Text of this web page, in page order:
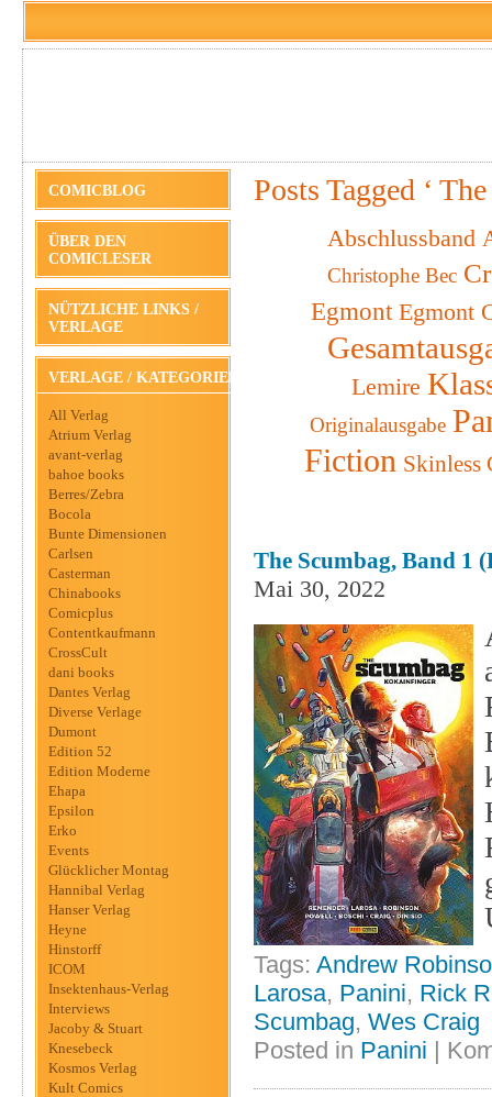
COMICBLOG
ÜBER DEN
COMICLESER
NÜTZLICHE LINKS /
VERLAGE
VERLAGE / KATEGORIEN
All Verlag
Atrium Verlag
avant-verlag
bahoe books
Berres/Zebra
Bocola
Bunte Dimensionen
Carlsen
Casterman
Chinabooks
Comicplus
Contentkaufmann
CrossCult
dani books
Dantes Verlag
Diverse Verlage
Dumont
Edition 52
Edition Moderne
Ehapa
Epsilon
Erko
Events
Glücklicher Montag
Hannibal Verlag
Hanser Verlag
Heyne
Hinstorff
ICOM
Insektenhaus-Verlag
Interviews
Jacoby & Stuart
Knesebeck
Kosmos Verlag
Kult Comics
Posts Tagged ‘
Abschlussband
Christophe Bec
Egmont Egmont
Lemire
Originalausgabe
Fiction Skinless
The Scumbag, Band 1
Mai 30, 2022
Tags: Andrew
Larosa, Panini, Rick
Scumbag, Wes Craig
Posted in Panini |